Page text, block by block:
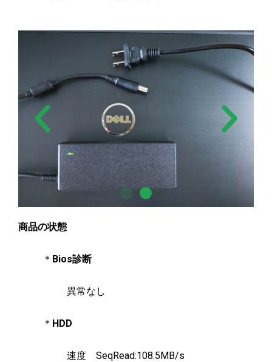
商品の状態
＊ Bios診断
異常なし
＊ HDD
速度 SeqRead:108.5MB/s